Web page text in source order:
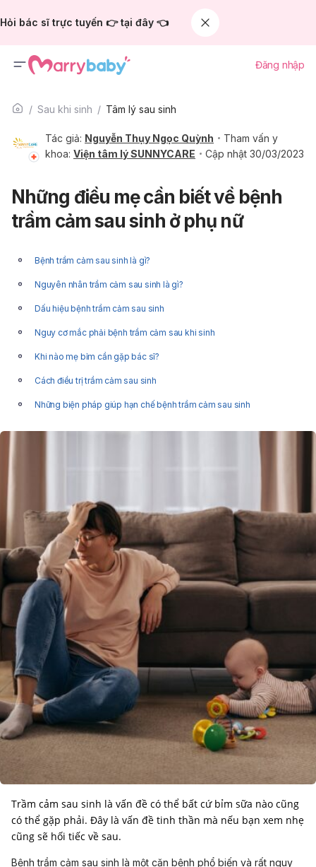
Hỏi bác sĩ trực tuyến 👉 tại đây 👈
Đăng nhập
Sau khi sinh Tâm lý sau sinh
Tác giả: Nguyễn Thụy Ngọc Quỳnh
Tham vấn y
khoa: Viện tâm lý SUNNYCARE Cập nhật 30/03/2023
Những điều mẹ cần biết về bệnh
trầm cảm sau sinh ở phụ nữ
Bệnh trầm cảm sau sinh là gì?
Nguyên nhân trầm cảm sau sinh là gì?
Dấu hiệu bệnh trầm cảm sau sinh
Nguy cơ mắc phải bệnh trầm cảm sau khi sinh
Khi nào mẹ bỉm cần gặp bác sĩ?
Cách điều trị trầm cảm sau sinh
Những biện pháp giúp hạn chế bệnh trầm cảm sau sinh
Trầm cảm sau sinh là vấn đề có thể bất cứ bỉm sữa nào cũng
có thể gặp phải. Đây là vấn đề tinh thần mà nếu bạn xem nhẹ
cũng sẽ hối tiếc về sau.
Bệnh trầm cảm sau sinh là một căn bệnh phổ biến và rất nguy